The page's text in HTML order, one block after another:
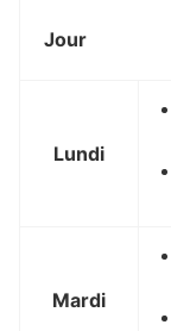
Jour
Lundi
Mardi